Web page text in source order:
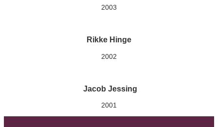
2003
Rikke Hinge
2002
Jacob Jessing
2001